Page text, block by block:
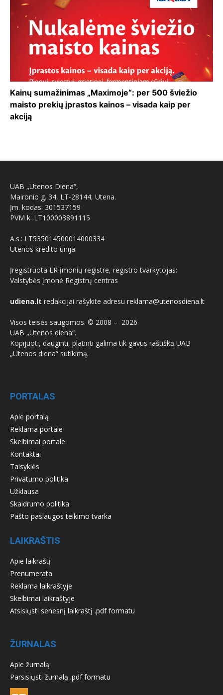
Kainų sumažinimas „Maximoje“: per 500 šviežio
maisto prekių įprastos kainos – visada kaip per
akciją
UAB „Utenos Diena“,
Maironio g. 34, LT-28144, Utena.
Įm. kodas: 301537159
PVM k. LT100003891115
A.s.: LT535014500014000334
Utenos kredito unija
Įregistruota LR įmonių registre, registro tvarkytojas:
Valstybės įmonė Registrų centras
udiena.lt redakcijai rašykite adresu reklama@utenosdiena.lt
Visos teisės saugomos. © 2008 – 2026
UAB „Utenos diena“.
Kopijuoti, dauginti, platinti galima tik gavus raštišką UAB
„Utenos diena“ sutikimą.
PORTALAS
Apie portalą
Reklama portale
Skelbimai portale
Kontaktai
Taisyklės
Privatumo politika
Užklausa
Skaidrumo politika
Pašto paslaugos teikimo tvarka
LAIKRAŠTIS
Apie laikraštį
Prenumerata
Reklama laikraštyje
Skelbimai laikraštyje
Atsisiųsti senesnį laikraštį .pdf formatu
ŽURNALAS
Apie žurnalą
Parsisiųsti žurnalą .pdf formatu